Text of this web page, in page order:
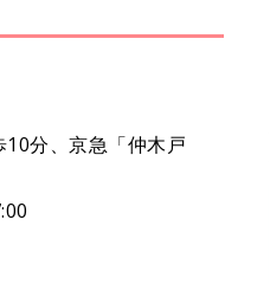
分、京急「仲木戸